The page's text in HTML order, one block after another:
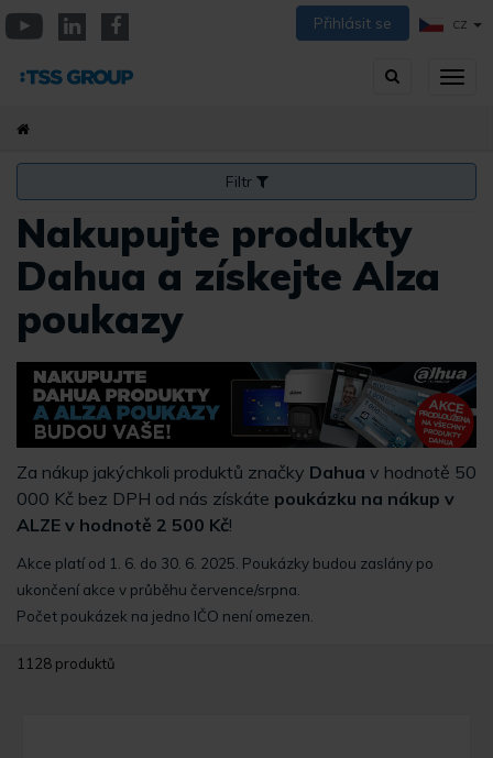
Přejít
k
hlavnímu
obsahu
Přihlásit se CZ
Vyhledávání
Filtr
Nakupujte produkty
Dahua a získejte Alza
poukazy
Za nákup jakýchkoli produktů značky Dahua v hodnotě 50
000 Kč bez DPH od nás získáte poukázku na nákup v
ALZE v hodnotě 2 500 Kč!
Akce platí od 1. 6. do 30. 6. 2025. Poukázky budou zaslány po
ukončení akce v průběhu července/srpna.
Počet poukázek na jedno IČO není omezen.
1128 produktů